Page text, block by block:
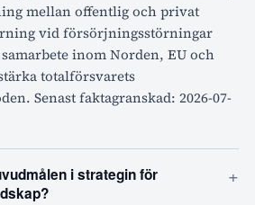
mellan offentlig och privat
vid försörjningsstörningar
inom Norden, EU och
totalförsvarets
Senast faktagranskad: 2026-07-
i strategin för
+